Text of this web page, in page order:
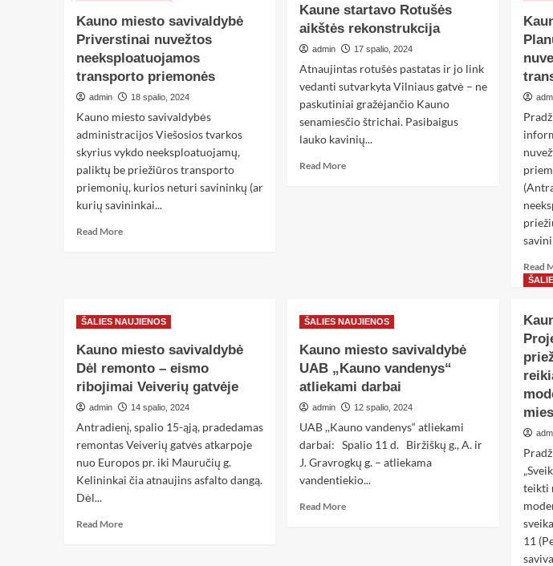
Kauno miesto savivaldybė
Priverstinai nuvežtos
neeksploatuojamos
transporto priemonės
admin 18 spalio, 2024
Kauno miesto savivaldybės
administracijos Viešosios tvarkos
skyrius vykdo neeksploatuojamų,
paliktų be priežiūros transporto
priemonių, kurios neturi savininkų (ar
kurių savininkai...
Read More
Kaune startavo Rotušės
aikštės rekonstrukcija
admin 17 spalio, 2024
Atnaujintas rotušės pastatas ir jo link
vedanti sutvarkyta Vilniaus gatvė – ne
paskutiniai gražėjančio Kauno
senamiesčio štrichai. Pasibaigus
lauko kavinių...
Read More
Read
ŠALIES NAUJIENOS
Kauno miesto savivaldybė
Dėl remonto – eismo
ribojimai Veiverių gatvėje
admin 14 spalio, 2024
Antradienį, spalio 15-ąją, pradedamas
remontas Veiverių gatvės atkarpoje
nuo Europos pr. iki Mauručių g.
Kelininkai čia atnaujins asfalto dangą.
Dėl...
Read More
ŠALIES NAUJIENOS
Kauno miesto savivaldybė
UAB „Kauno vandenys“
atliekami darbai
admin 12 spalio, 2024
UAB ,,Kauno vandenys“ atliekami
darbai: Spalio 11 d. Biržiškų g., A. ir
J. Gravrogkų g. – atliekama
vandentiekio...
Read More
teikti
11